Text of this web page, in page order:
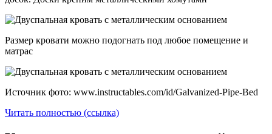
Размер кровати можно подогнать под любое помещение и
матрас
Источник фото: www.instructables.com/id/Galvanized-Pipe-Bed
Читать полностью (ссылка)